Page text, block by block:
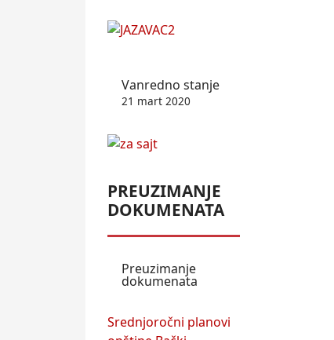
Vanredno stanje
21 mart 2020
PREUZIMANJE
DOKUMENATA
Preuzimanje
dokumenata
Srednjoročni planovi